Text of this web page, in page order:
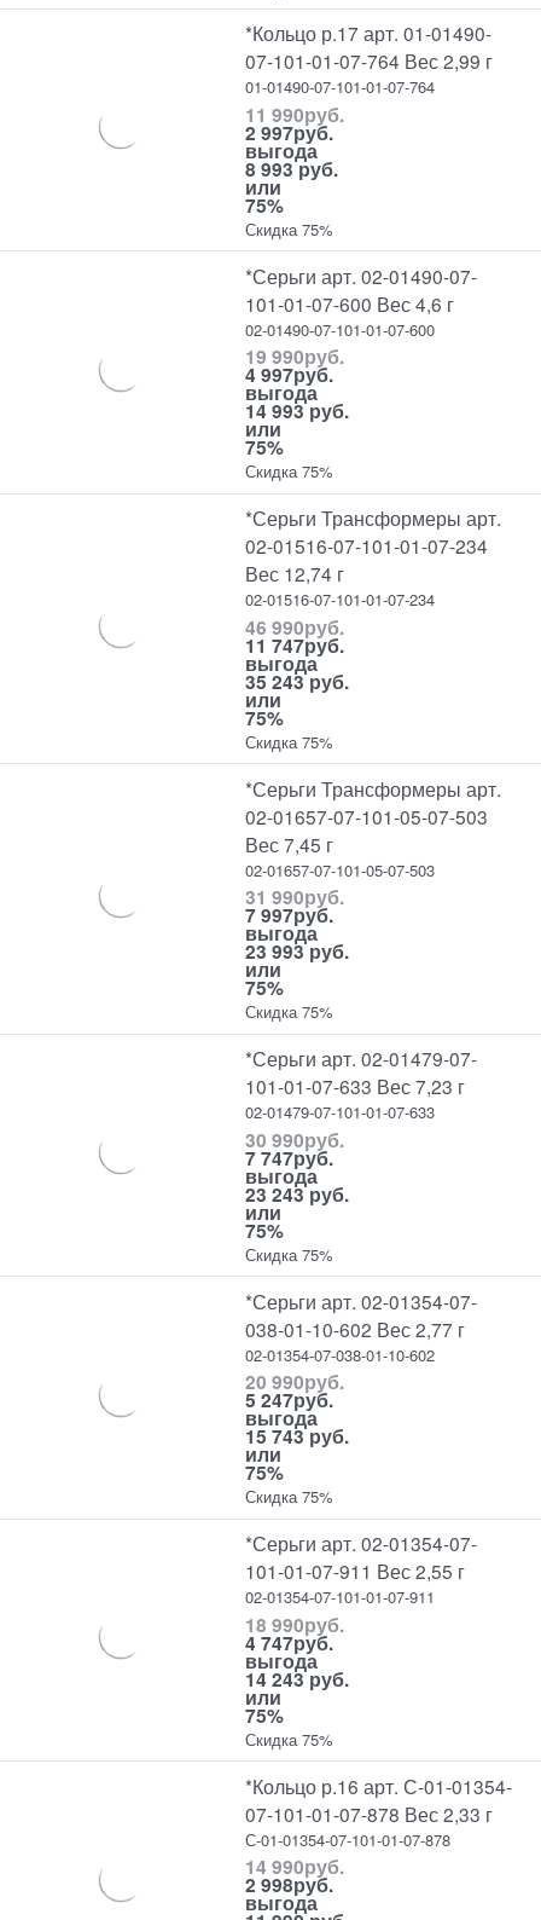
*Кольцо р.17 арт. 01-01490-
07-101-01-07-764 Вес 2,99 г
01-01490-07-101-01-07-764
11 990руб.
2 997руб.
выгода
8 993 руб.
или
75%
Скидка 75%
*Серьги арт. 02-01490-07-
101-01-07-600 Вес 4,6 г
02-01490-07-101-01-07-600
19 990руб.
4 997руб.
выгода
14 993 руб.
или
75%
Скидка 75%
*Серьги Трансформеры арт.
02-01516-07-101-01-07-234
Вес 12,74 г
02-01516-07-101-01-07-234
46 990руб.
11 747руб.
выгода
35 243 руб.
или
75%
Скидка 75%
*Серьги Трансформеры арт.
02-01657-07-101-05-07-503
Вес 7,45 г
02-01657-07-101-05-07-503
31 990руб.
7 997руб.
выгода
23 993 руб.
или
75%
Скидка 75%
*Серьги арт. 02-01479-07-
101-01-07-633 Вес 7,23 г
02-01479-07-101-01-07-633
30 990руб.
7 747руб.
выгода
23 243 руб.
или
75%
Скидка 75%
*Серьги арт. 02-01354-07-
038-01-10-602 Вес 2,77 г
02-01354-07-038-01-10-602
20 990руб.
5 247руб.
выгода
15 743 руб.
или
75%
Скидка 75%
*Серьги арт. 02-01354-07-
101-01-07-911 Вес 2,55 г
02-01354-07-101-01-07-911
18 990руб.
4 747руб.
выгода
14 243 руб.
или
75%
Скидка 75%
*Кольцо р.16 арт. С-01-01354-
07-101-01-07-878 Вес 2,33 г
С-01-01354-07-101-01-07-878
14 990руб.
2 998руб.
выгода